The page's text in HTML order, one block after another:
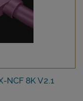
NCF 8K V2.1